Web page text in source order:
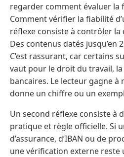
regarder comment évaluer la
Comment vérifier la fiabilité
réflexe consiste à contrôler la
Des contenus datés jusqu’en
C’est rassurant, car certains
vaut pour le droit du travail,
bancaires. Le lecteur gagne à
donne un chiffre ou un
Un second réflexe consiste à
pratique et règle officielle. Si
d’assurance, d’IBAN ou de
une vérification externe reste